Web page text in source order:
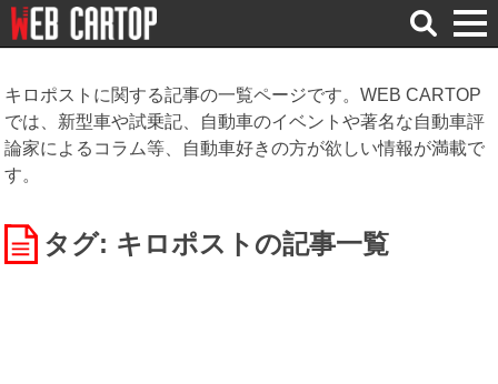
検
索
キロポストに関する記事の一覧ページです。WEB CARTOP
では、新型車や試乗記、自動車のイベントや著名な自動車評
論家によるコラム等、自動車好きの方が欲しい情報が満載で
す。
タグ: キロポスト の記事一覧